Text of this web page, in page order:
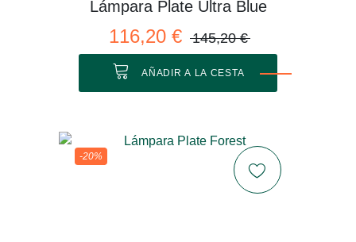
Lámpara Plate Ultra Blue
116,20 € 145,20 €
AÑADIR A LA CESTA
-20%